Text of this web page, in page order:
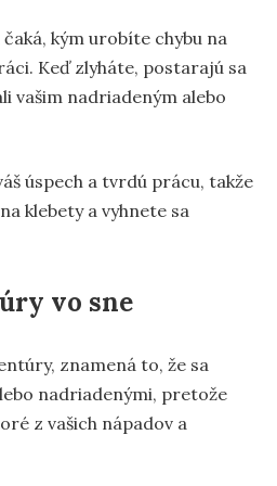
kým urobíte chybu na
Keď zlyháte, postarajú sa
vašim nadriadeným alebo
úspech a tvrdú prácu, takže
klebety a vyhnete sa
vo sne
znamená to, že sa
nadriadenými, pretože
z vašich nápadov a